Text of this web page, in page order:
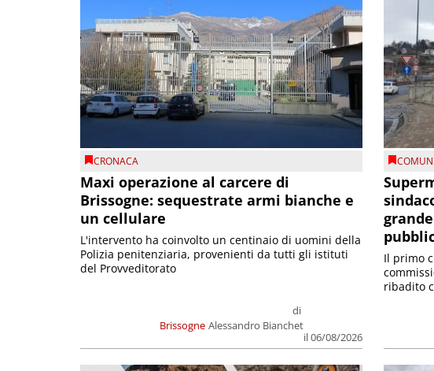
CRONACA
Maxi operazione al carcere di
Brissogne: sequestrate armi bianche e
un cellulare
Brissogne
di
Alessandro Bianchet
il 06/08/2026
L'intervento ha coinvolto un centinaio di uomini della
Polizia penitenziaria, provenienti da tutti gli istituti
del Provveditorato
Il primo
ribadito